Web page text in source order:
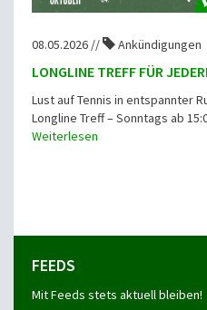
08.05.2026 // Ankündigungen
LONGLINE TREFF FÜR
Lust auf Tennis in entspannter
Longline Treff – Sonntags ab
Weiterlesen
FEEDS
Mit Feeds stets aktuell bleiben!